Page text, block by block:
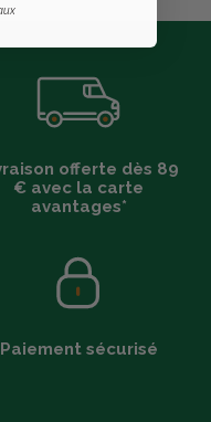
offerte dès 89
€ avec la carte
avantages*
Paiement sécurisé